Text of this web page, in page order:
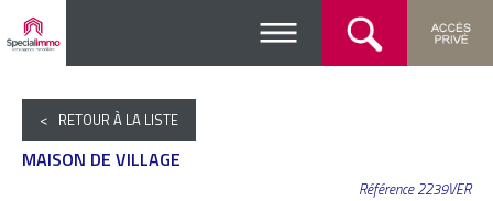
< RETOUR À LA LISTE
MAISON DE VILLAGE
Référence 2239VER